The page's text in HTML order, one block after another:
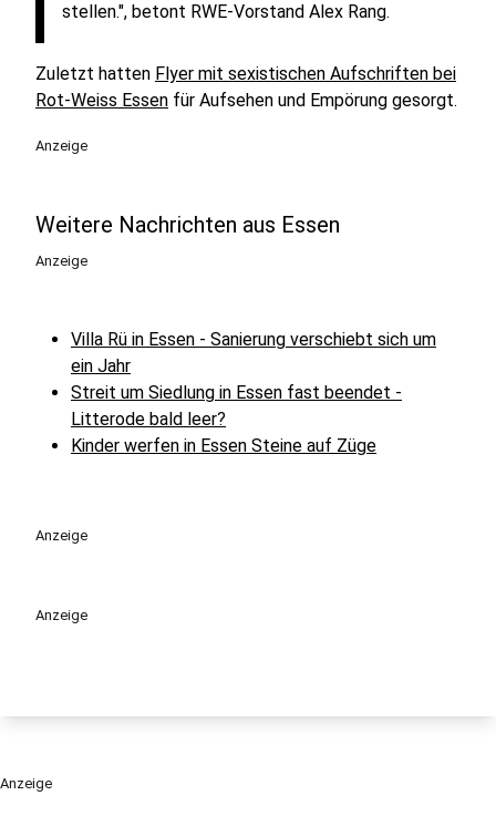
stellen.", betont RWE-Vorstand Alex Rang.
Zuletzt hatten Flyer mit sexistischen Aufschriften bei
Rot-Weiss Essen für Aufsehen und Empörung gesorgt.
Anzeige
Weitere Nachrichten aus Essen
Anzeige
Villa Rü in Essen - Sanierung verschiebt sich um
ein Jahr
Streit um Siedlung in Essen fast beendet -
Litterode bald leer?
Kinder werfen in Essen Steine auf Züge
Anzeige
Anzeige
Anzeige